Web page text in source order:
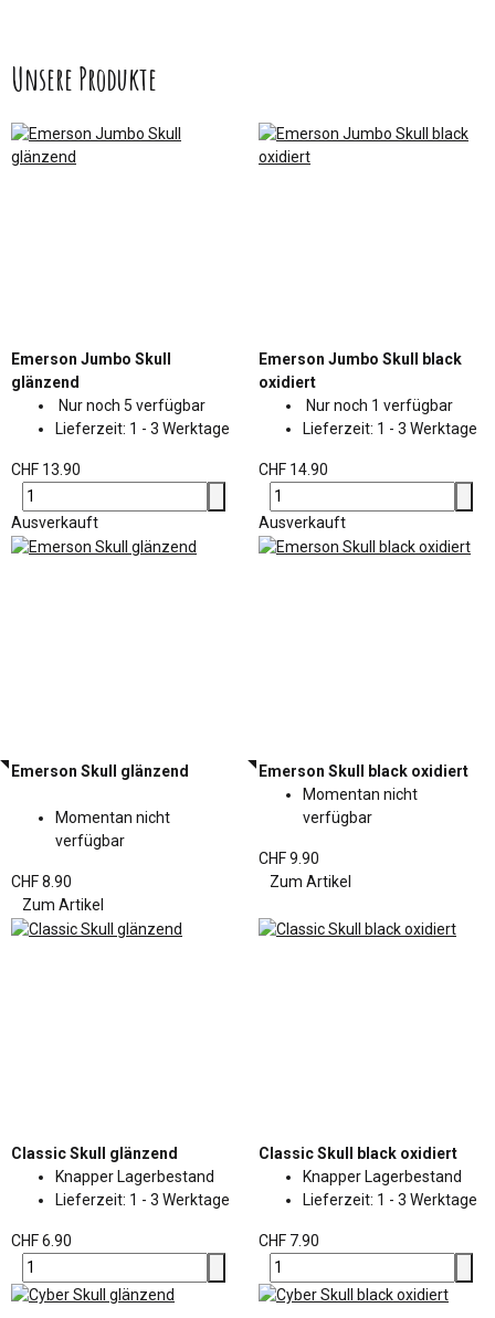
Unsere Produkte
Emerson Jumbo Skull
glänzend
Nur noch 5 verfügbar
Lieferzeit: 1 - 3 Werktage
CHF 13.90
Emerson Jumbo Skull black
oxidiert
Nur noch 1 verfügbar
Lieferzeit: 1 - 3 Werktage
CHF 14.90
Ausverkauft
Emerson Skull glänzend
Momentan nicht
verfügbar
CHF 8.90
Zum Artikel
Ausverkauft
Emerson Skull black oxidiert
Momentan nicht
verfügbar
CHF 9.90
Zum Artikel
Classic Skull glänzend
Knapper Lagerbestand
Lieferzeit: 1 - 3 Werktage
CHF 6.90
Classic Skull black oxidiert
Knapper Lagerbestand
Lieferzeit: 1 - 3 Werktage
CHF 7.90